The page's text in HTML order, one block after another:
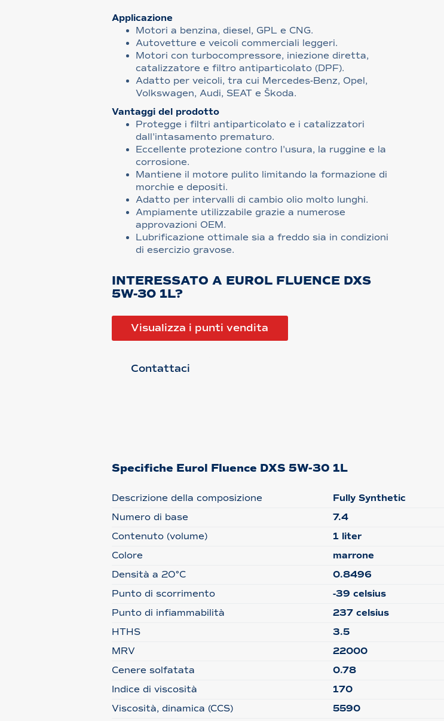
Applicazione
Motori a benzina, diesel, GPL e CNG.
Autovetture e veicoli commerciali leggeri.
Motori con turbocompressore, iniezione diretta,
catalizzatore e filtro antiparticolato (DPF).
Adatto per veicoli, tra cui Mercedes-Benz, Opel,
Volkswagen, Audi, SEAT e Škoda.
Vantaggi del prodotto
Protegge i filtri antiparticolato e i catalizzatori
dall'intasamento prematuro.
Eccellente protezione contro l'usura, la ruggine e la
corrosione.
Mantiene il motore pulito limitando la formazione di
morchie e depositi.
Adatto per intervalli di cambio olio molto lunghi.
Ampiamente utilizzabile grazie a numerose
approvazioni OEM.
Lubrificazione ottimale sia a freddo sia in condizioni
di esercizio gravose.
INTERESSATO A EUROL FLUENCE DXS
5W-30 1L?
Visualizza i punti vendita
Contattaci
Specifiche Eurol Fluence DXS 5W-30 1L
Descrizione della composizione
Fully Synthetic
Numero di base
7.4
Contenuto (volume)
1 liter
Colore
marrone
Densità a 20°C
0.8496
Punto di scorrimento
-39 celsius
Punto di infiammabilità
237 celsius
HTHS
3.5
MRV
22000
Cenere solfatata
0.78
Indice di viscosità
170
Viscosità, dinamica (CCS)
5590